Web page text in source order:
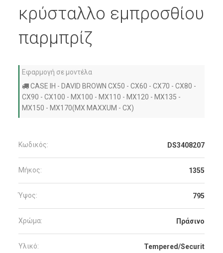
κρύσταλλο εμπροσθίου
παρμπρίζ
Εφαρμογή σε μοντέλα
CASE IH - DAVID BROWN CX50 - CX60 - CX70 - CX80 -
CX90 - CX100 - MX100 - MX110 - MX120 - MX135 -
MX150 - MX170(MX MAXXUM - CX)
Κωδικός: DS3408207
Μήκος: 1355
Ύψος: 795
Χρώμα: Πράσινο
Υλικό: Tempered/Securit